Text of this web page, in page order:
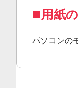
用紙
パソコンの